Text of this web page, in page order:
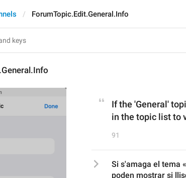
ForumTopic.Edit.General.Info
If the 'General'
in the topic list to
91
Si s'amaga el tema
poden mostrar si